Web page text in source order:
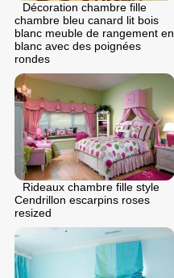
Décoration chambre fille
chambre bleu canard lit bois
blanc meuble de rangement en
blanc avec des poignées
rondes
Rideaux chambre fille style
Cendrillon escarpins roses
resized